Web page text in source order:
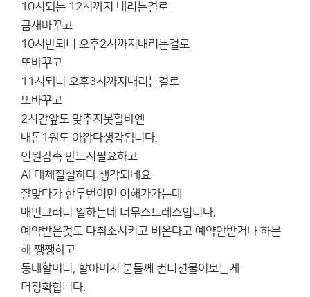
10시되는 12시까지 내리는걸로
금새바꾸고
10시반되니 오후2시까지내리는걸로
또바꾸고
11시되니 오후3시까지내리는걸로
또바꾸고
2시간앞도 맞추지못할바엔
내돈1원도 아깝다생각됩니다.
인원감축 반드시필요하고
Ai 대체절실하다 생각되네요
잘맞다가 한두번이면 이해가가는데
매번그러니 일하는데 너무스트레스입니다.
예약받은것도 다취소시키고 비온다고 예약안받거나 하믄
해 쨍쨍하고
동네할머니, 할아버지 분들께 컨디션물어보는게
더정확합니다.